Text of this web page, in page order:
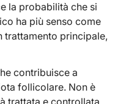
la probabilità che si
ha più senso come
trattamento principale,
contribuisce a
follicolare. Non è
trattata e controllata